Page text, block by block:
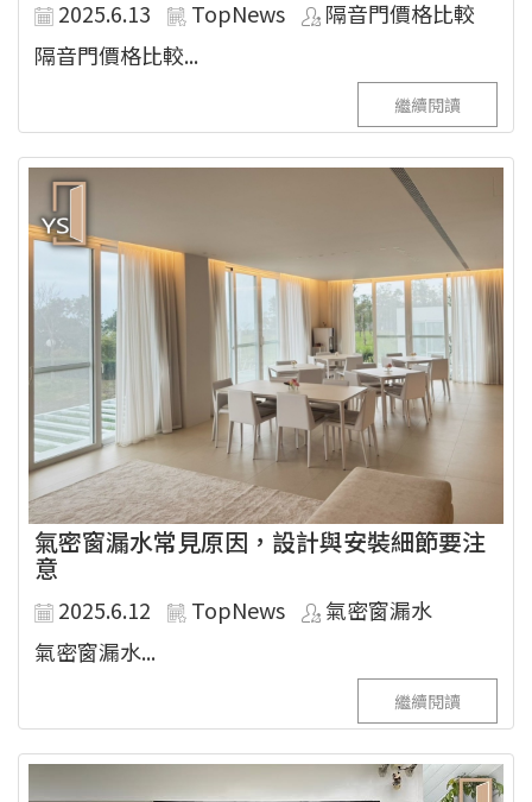
2025.6.13 TopNews
隔音門價格比較
隔音門價格比較...
繼續閱讀
氣密窗漏水常見原因，設計與安裝細節要注
意
2025.6.12 TopNews
氣密窗漏水
氣密窗漏水...
繼續閱讀